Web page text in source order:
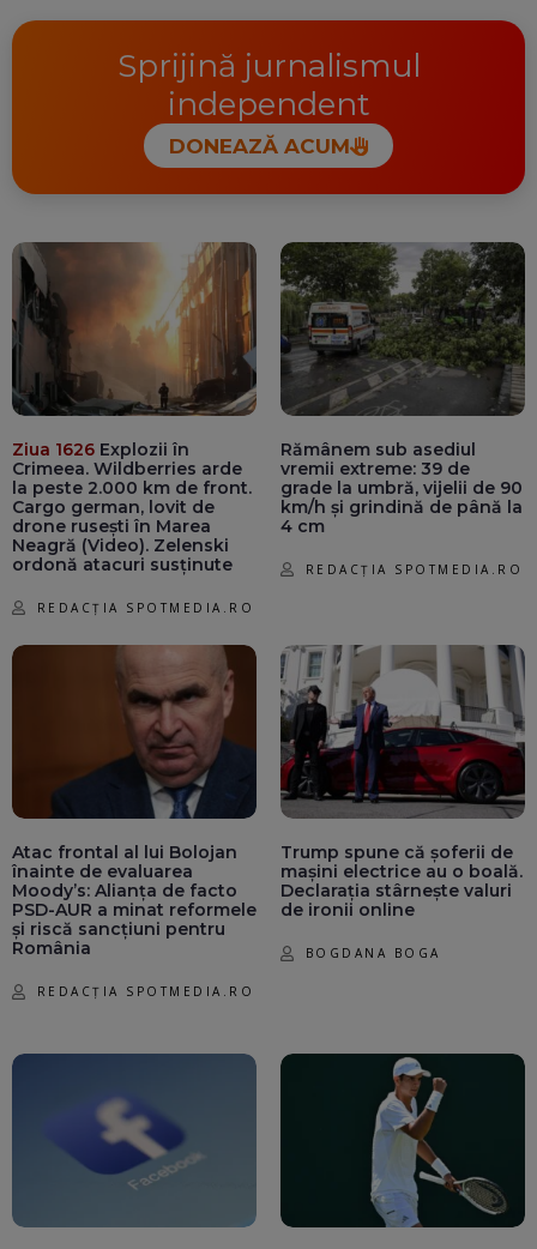
Sprijină jurnalismul
independent
DONEAZĂ ACUM
Ziua 1626 Explozii în
Crimeea. Wildberries arde
la peste 2.000 km de front.
Cargo german, lovit de
drone rusești în Marea
Neagră (Video). Zelenski
ordonă atacuri susținute
REDACȚIA SPOTMEDIA.RO
Rămânem sub asediul
vremii extreme: 39 de
grade la umbră, vijelii de 90
km/h și grindină de până la
4 cm
REDACȚIA SPOTMEDIA.RO
Atac frontal al lui Bolojan
înainte de evaluarea
Moody’s: Alianța de facto
PSD-AUR a minat reformele
și riscă sancțiuni pentru
România
REDACȚIA SPOTMEDIA.RO
Trump spune că șoferii de
mașini electrice au o boală.
Declarația stârnește valuri
de ironii online
BOGDANA BOGA